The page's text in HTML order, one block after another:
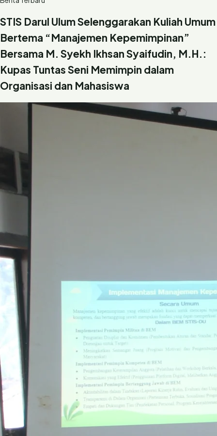
STIS Darul Ulum Selenggarakan Kuliah Umum
Bertema “Manajemen Kepemimpinan”
Bersama M. Syekh Ikhsan Syaifudin, M.H.:
Kupas Tuntas Seni Memimpin dalam
Organisasi dan Mahasiswa